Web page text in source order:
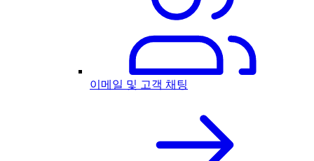
이메일 및 고객 채팅